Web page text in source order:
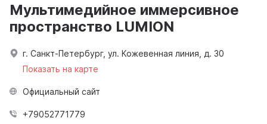
Мультимедийное иммерсивное
пространство LUMION
г. Санкт-Петербург, ул. Кожевенная линия, д. 30
Показать на карте
Официальный сайт
+79052771779